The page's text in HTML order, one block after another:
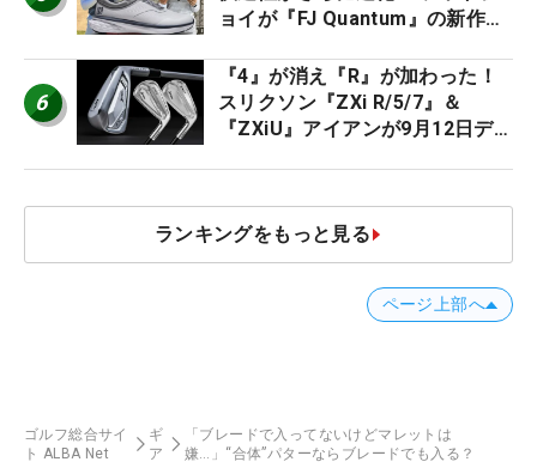
ョイが『FJ Quantum』の新作を
6
『4』が消え『R』が加わった！
スリクソン『ZXi R/5/7』＆
『ZXiU』アイアンが9月12日デ
ランキングをもっと見る
ページ上部へ
ゴルフ総合サイ
ト ALBA Net
ギ
ア
「ブレードで入ってないけどマレットは
嫌…」“合体”パターならブレードでも入る？